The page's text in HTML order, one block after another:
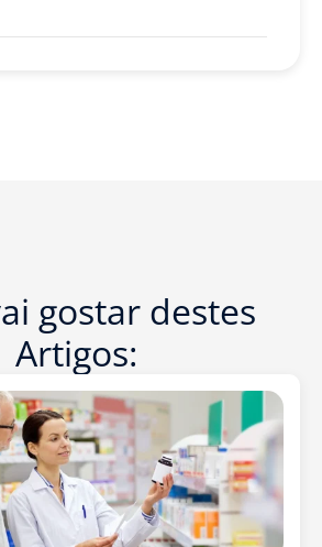
gostar destes
Artigos: